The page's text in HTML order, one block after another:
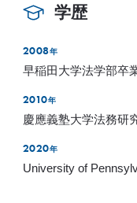
学歴
2008年
早稲田大学法学部卒
2010年
慶應義塾大学法務研
2020年
University of